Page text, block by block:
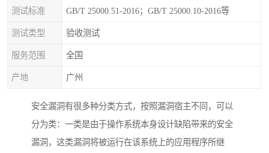
测试标准 GB/T 25000.51-2016；GB/T 25000.10-2016等
测试类型 验收测试
服务范围 全国
产地 广州
安全漏洞有很多种分类方式，按照漏洞宿主不同，可以
分为类：一类是由于操作系统本身设计缺陷带来的安全
漏洞，这类漏洞将被运行在该系统上的应用程序所继